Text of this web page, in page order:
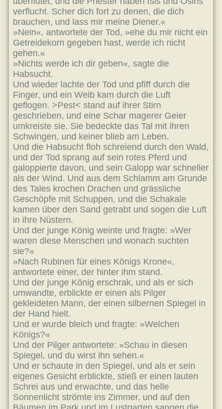
verflucht. Scher dich fort zu denen, die dich
brauchen, und lass mir meine Diener.«
»Nein«, antwortete der Tod, »ehe du mir nicht ein
Getreidekorn gegeben hast, werde ich nicht
gehen.«
»Nichts werde ich dir geben«, sagte die
Habsucht.
Und wieder lachte der Tod und pfiff durch die
Finger, und ein Weib kam durch die Luft
geflogen. >Pest< stand auf ihrer Stirn
geschrieben, und eine Schar magerer Geier
umkreiste sie. Sie bedeckte das Tal mit ihren
Schwingen, und keiner blieb am Leben.
Und die Habsucht floh schreiend durch den Wald,
und der Tod sprang auf sein rotes Pferd und
galoppierte davon, und sein Galopp war schneller
als der Wind. Und aus dem Schlamm am Grunde
des Tales krochen Drachen und grässliche
Geschöpfe mit Schuppen, und die Schakale
kamen über den Sand getrabt und sogen die Luft
in ihre Nüstern.
Und der junge König weinte und fragte: »Wer
waren diese Menschen und wonach suchten
sie?«
»Nach Rubinen für eines Königs Krone«,
antwortete einer, der hinter ihm stand.
Und der junge König erschrak, und als er sich
umwandte, erblickte er einen als Pilger
gekleideten Mann, der einen silbernen Spiegel in
der Hand hielt.
Und er wurde bleich und fragte: »Welchen
Königs?«
Und der Pilger antwortete: »Schau in diesen
Spiegel, und du wirst ihn sehen.«
Und er schaute in den Spiegel, und als er sein
eigenes Gesicht erblickte, stieß er einen lauten
Schrei aus und erwachte, und das helle
Sonnenlicht strömte ins Zimmer, und auf den